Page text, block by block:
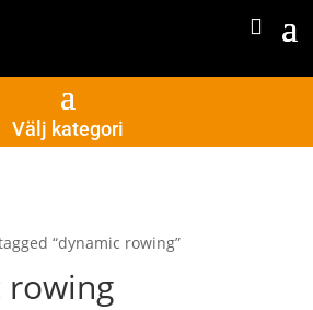
Välj kategori
“dynamic rowing”
rowing